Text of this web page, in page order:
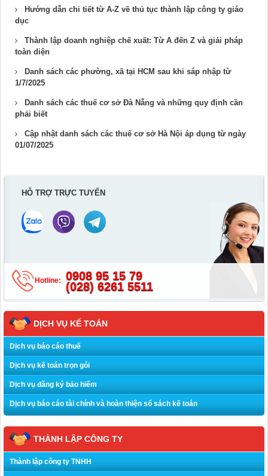
Hướng dẫn chi tiết từ A-Z về thủ tục thành lập công ty giáo
dục
Thành lập doanh nghiệp chế xuất: Từ A đến Z và giải pháp
toàn diện
Danh sách các phường, xã tại HCM sau khi sáp nhập từ
1/7/2025
Danh sách các thuế cơ sở Đà Nẵng và những quy định cần
phải biết
Cập nhật danh sách các thuế cơ sở Hà Nội áp dụng từ ngày
01/07/2025
HỖ TRỢ TRỰC TUYẾN
Hotline:
0908 95 15 79
(028) 6261 5511
DỊCH VỤ KẾ TOÁN
Dịch vụ báo cáo thuế
Dịch vụ kế toán trọn gói
Dịch vụ đăng ký bảo hiểm
Dịch vụ báo cáo tài chính và hoàn thiện sổ sách kế toán
THÀNH LẬP CÔNG TY
Thành lập công ty TNHH